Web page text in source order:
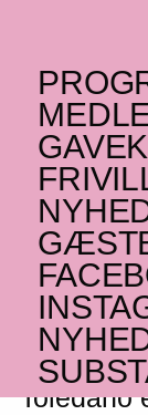
SØNDAG
Spaniens
koncert på
FÅ
Den
Toledano